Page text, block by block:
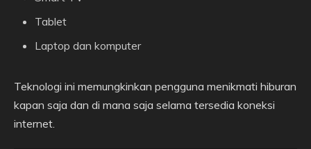
Tablet
Laptop dan komputer
Teknologi ini memungkinkan pengguna menikmati hiburan
kapan saja dan di mana saja selama tersedia koneksi
internet.